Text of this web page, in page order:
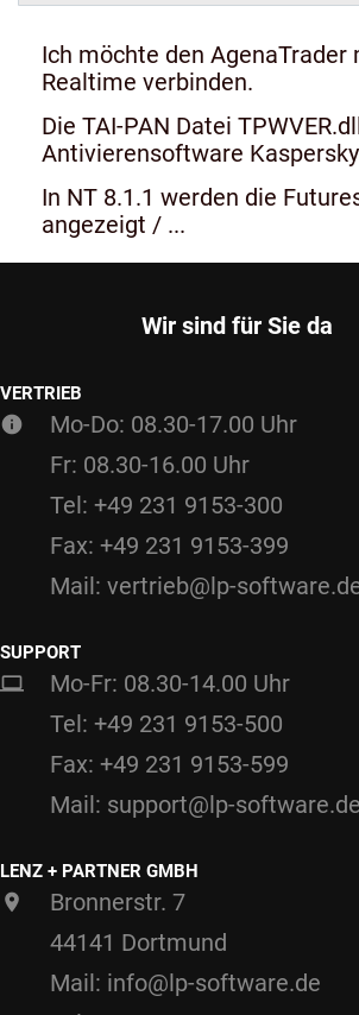
Ich möchte den AgenaTrader
Realtime verbinden.
Die TAI-PAN Datei
Antivierensoftware
In NT 8.1.1 werden die
angezeigt / ...
Wir sind für Sie da
VERTRIEB
Mo-Do: 08.30-17.00 Uhr
Fr: 08.30-16.00 Uhr
Tel: +49 231 9153-300
Fax: +49 231 9153-399
Mail: vertrieb@lp-
SUPPORT
Mo-Fr: 08.30-14.00 Uhr
Tel: +49 231 9153-500
Fax: +49 231 9153-599
Mail: support@lp-software.de
LENZ + PARTNER GMBH
Bronnerstr. 7
44141 Dortmund
Mail: info@lp-software.de